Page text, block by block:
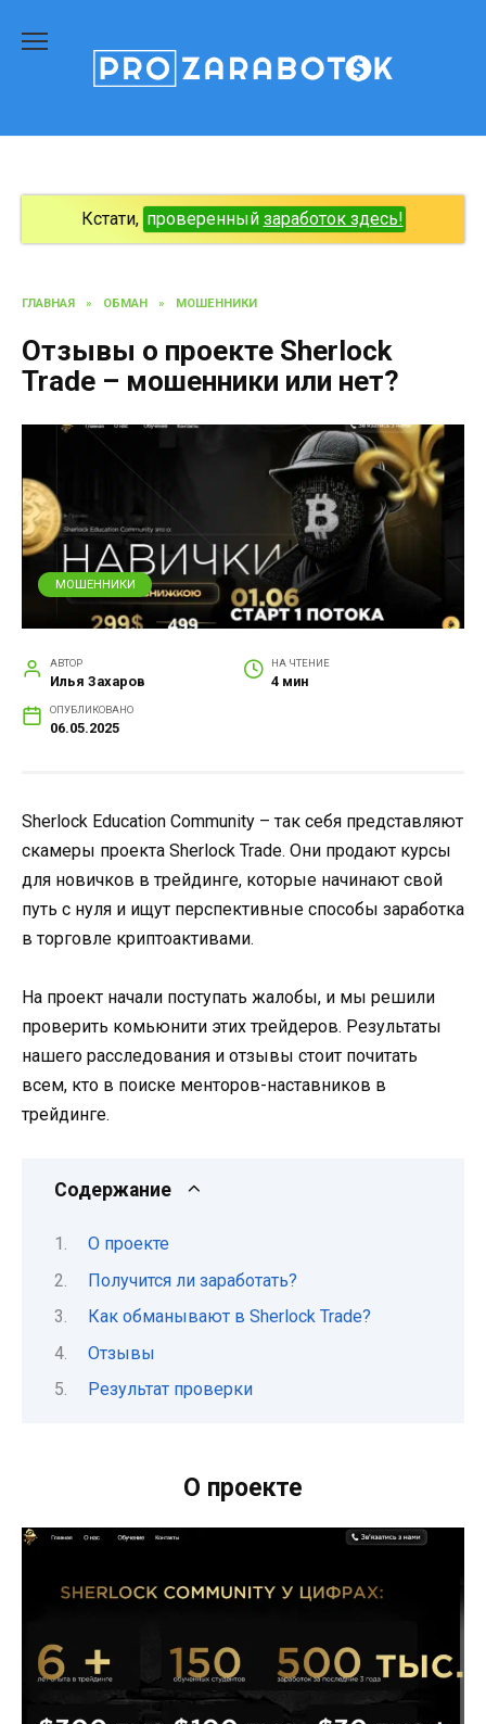
содержанию
Кстати, проверенный заработок здесь!
ГЛАВНАЯ » ОБМАН » МОШЕННИКИ
Отзывы о проекте Sherlock
Trade – мошенники или нет?
МОШЕННИКИ
АВТОР
Илья Захаров
НА ЧТЕНИЕ
4 мин
ОПУБЛИКОВАНО
06.05.2025
Sherlock Education Community – так себя представляют
скамеры проекта Sherlock Trade. Они продают курсы
для новичков в трейдинге, которые начинают свой
путь с нуля и ищут перспективные способы заработка
в торговле криптоактивами.
На проект начали поступать жалобы, и мы решили
проверить комьюнити этих трейдеров. Результаты
нашего расследования и отзывы стоит почитать
всем, кто в поиске менторов-наставников в
трейдинге.
Содержание
О проекте
Получится ли заработать?
Как обманывают в Sherlock Trade?
Отзывы
Результат проверки
О проекте